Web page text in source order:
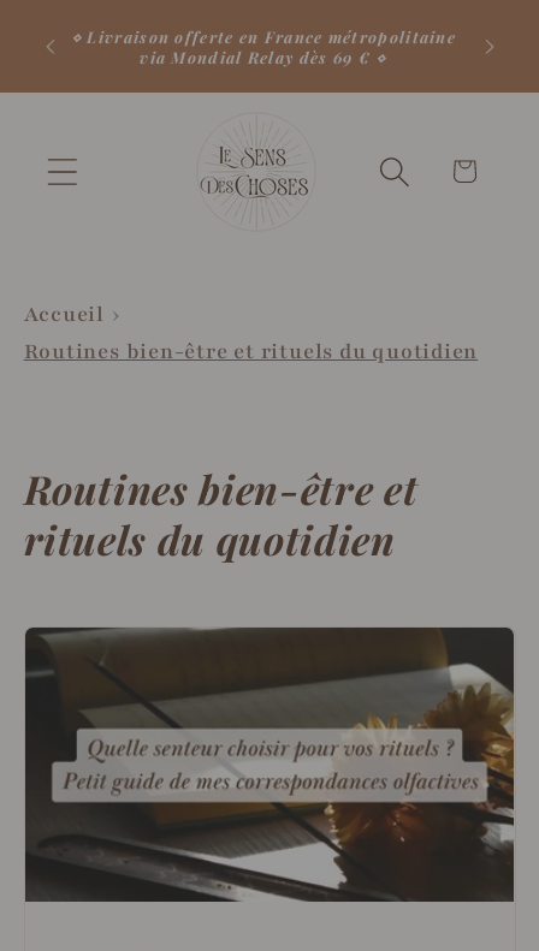
passer
au
contenu
⋄ Livraison offerte en France métropolitaine
via Mondial Relay dès 69 € ⋄
panier
Accueil
Routines bien-être et rituels du quotidien
Routines bien-être et
rituels du quotidien